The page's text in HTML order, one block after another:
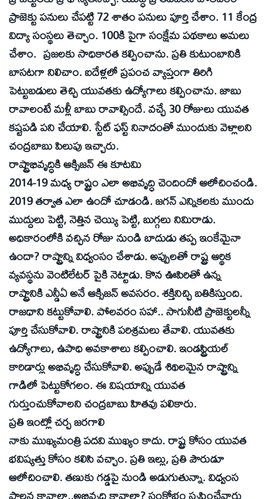
ప్రాజెక్టు పనులు చేపట్టి 72 శాతం పనులు పూర్తి చేశాం. 11 కేంద్ర
విద్యా సంస్థలు తెచ్చాం. 100కి పైగా సంక్షేమ పథకాలు అమలు
చేశాం. ప్రజలకు సాధికారత కల్పించాను. ప్రతి కుటుంబానికి
బాసటగా నిలిచాం. ఐదేళ్లలో ప్రపంచ వ్యాప్తంగా తిరిగి
పెట్టుబడులు తెచ్చి యువతకు ఉద్యోగాలు కల్పించాను. జాబు
రావాలంటే మళ్లీ బాబు రావాల్సిందే. వచ్చే 30 రోజులు యువత
కష్టపడి పని చేయాలి. స్టేట్‌ ఫస్ట్‌ నినాదంతో ముందుకు వెళ్లాలని
చంద్రబాబు పిలుపు ఇచ్చారు.
రాష్ట్రాభివృద్ధికి ఆక్సిజన్‌ ఈ కూటమి
2014-19 మధ్య రాష్ట్రం ఎలా అభివృద్ధి చెందిందో ఆలోచించండి.
2019 తర్వాత ఎలా ఉందో చూడండి. జగన్‌ ఎన్నికలకు ముందు
ముద్దులు పెట్టి, నెత్తిన చెయ్యి పెట్టి, బుగ్గలు నిమిరాడు.
అధికారంలోకి వచ్చిన రోజు నుండి బాదుడు తప్ప ఇంకేమైనా
ఉందా? రాష్ట్రాన్ని విధ్వంసం చేశాడు. అప్పులతో రాష్ట్ర ఆర్థిక
వ్యవస్థను వెంటిలేటర్‌ పైకి నెట్టాడు. కొన ఊపిరితో ఉన్న
రాష్ట్రానికి ఎన్డీఏ అనే ఆక్సిజన్‌ అవసరం. శక్తినిచ్చి బతికిస్తుంది.
రాజధాని కట్టుకోవాలి. పోలవరం సహా.. సాగునీటి ప్రాజెక్టులన్నీ
పూర్తి చేసుకోవాలి. రాష్ట్రానికి పరిశ్రమలు తేవాలి. యువతకు
ఉద్యోగాలు, ఉపాధి అవకాశాలు కల్పించాలి. ఇండస్ట్రియల్‌
కారిడార్లు అభివృద్ధి చేసుకోవాలి. అప్పుడే శిథిలమైన రాష్ట్రాన్ని
గాడిలో పెట్టుకోగలం. ఈ విషయాన్ని యువత
గుర్తుంచుకోవాలని చంద్రబాబు హితవు పలికారు.
ప్రతి ఇంట్లో చర్చ జరగాలి
నాకు ముఖ్యమంత్రి పదవి ముఖ్యం కాదు. రాష్ట్ర కోసం యువత
భవిష్యత్తు కోసం కలిసి వచ్చాం. ప్రతి ఇల్లు, ప్రతి పౌరుడూ
ఆలోచించాలి. తణుకు గడ్డపై నుండి అడుగుతున్నా. విధ్వంస